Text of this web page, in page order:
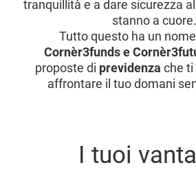
tranquillità e a dare sicurezza
stanno a cuore.
Tutto questo ha un
Cornèr3funds e
proposte di previdenza che
affrontare il tuo domani
I tuoi